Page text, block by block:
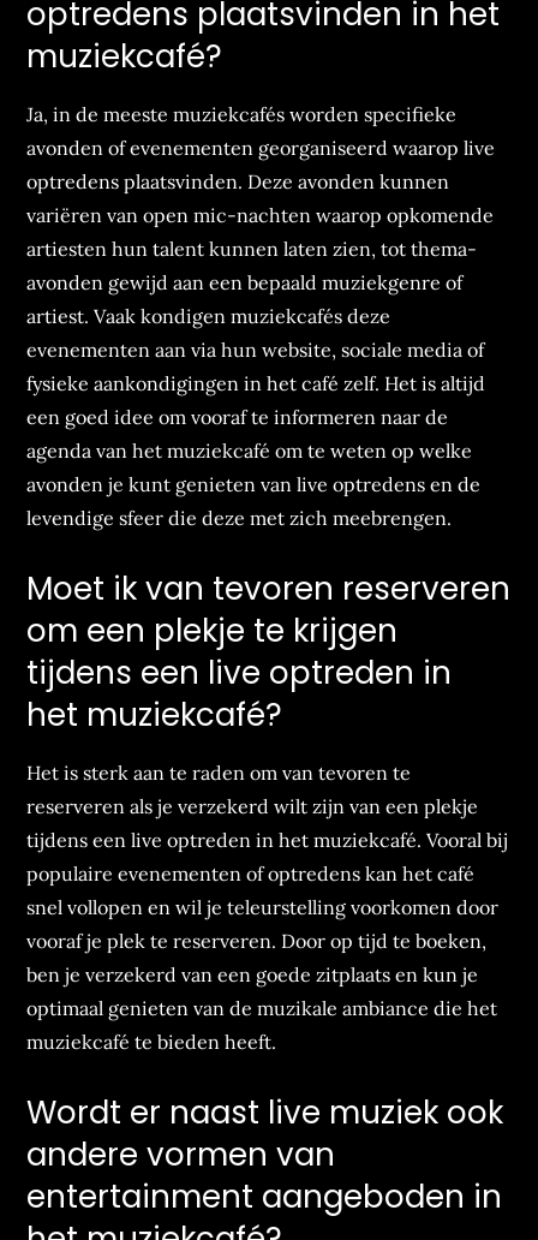
optredens plaatsvinden in het
muziekcafé?
Ja, in de meeste muziekcafés worden specifieke
avonden of evenementen georganiseerd waarop live
optredens plaatsvinden. Deze avonden kunnen
variëren van open mic-nachten waarop opkomende
artiesten hun talent kunnen laten zien, tot thema-
avonden gewijd aan een bepaald muziekgenre of
artiest. Vaak kondigen muziekcafés deze
evenementen aan via hun website, sociale media of
fysieke aankondigingen in het café zelf. Het is altijd
een goed idee om vooraf te informeren naar de
agenda van het muziekcafé om te weten op welke
avonden je kunt genieten van live optredens en de
levendige sfeer die deze met zich meebrengen.
Moet ik van tevoren reserveren
om een plekje te krijgen
tijdens een live optreden in
het muziekcafé?
Het is sterk aan te raden om van tevoren te
reserveren als je verzekerd wilt zijn van een plekje
tijdens een live optreden in het muziekcafé. Vooral bij
populaire evenementen of optredens kan het café
snel vollopen en wil je teleurstelling voorkomen door
vooraf je plek te reserveren. Door op tijd te boeken,
ben je verzekerd van een goede zitplaats en kun je
optimaal genieten van de muzikale ambiance die het
muziekcafé te bieden heeft.
Wordt er naast live muziek ook
andere vormen van
entertainment aangeboden in